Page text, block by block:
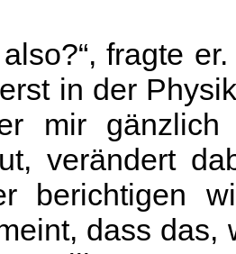
fragte
in der
mir gänzlich
verändert
berichtigen
dass das,